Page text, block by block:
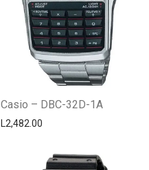
Casio – DBC-32D-1A
L2,482.00